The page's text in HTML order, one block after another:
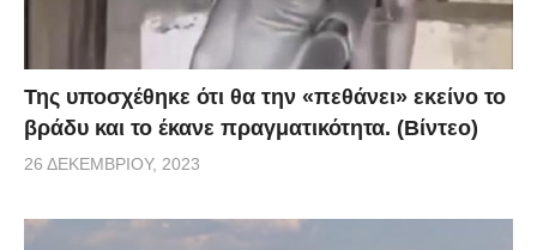
Της υποσχέθηκε ότι θα την «πεθάνει» εκείνο το
βράδυ και το έκανε πραγματικότητα. (Βίντεο)
26 ΔΕΚΕΜΒΡΊΟΥ, 2023